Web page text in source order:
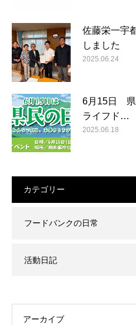
佐藤栄一宇
しました
2025.06.24
6月15日 県
ライフド…
2025.06.18
カテゴリー
フードバンクの日常
活動日記
アーカイブ